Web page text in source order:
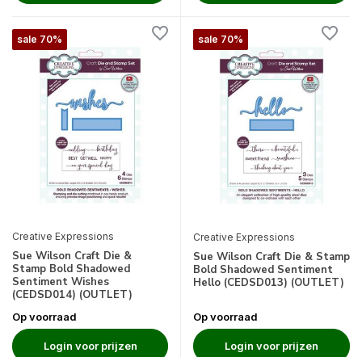
sale 70%
Creative Expressions
Sue Wilson Craft Die &
Stamp Bold Shadowed
Sentiment Wishes
(CEDSD014) (OUTLET)
Op voorraad
Login voor prijzen
sale 70%
Creative Expressions
Sue Wilson Craft Die & Stamp
Bold Shadowed Sentiment
Hello (CEDSD013) (OUTLET)
Op voorraad
Login voor prijzen